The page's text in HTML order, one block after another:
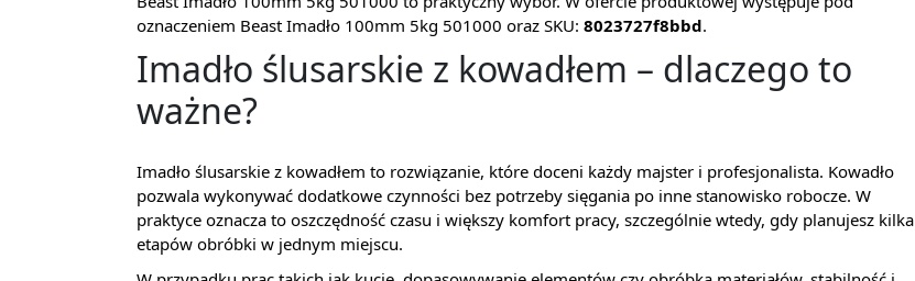
oznaczeniem Beast Imadło 100mm 5kg 501000 oraz SKU: 8023727f8bbd.
Imadło ślusarskie z kowadłem – dlaczego to
ważne?
Imadło ślusarskie z kowadłem to rozwiązanie, które doceni każdy majster i profesjonalista. Kowadło
pozwala wykonywać dodatkowe czynności bez potrzeby sięgania po inne stanowisko robocze. W
praktyce oznacza to oszczędność czasu i większy komfort pracy, szczególnie wtedy, gdy planujesz kilka
etapów obróbki w jednym miejscu.